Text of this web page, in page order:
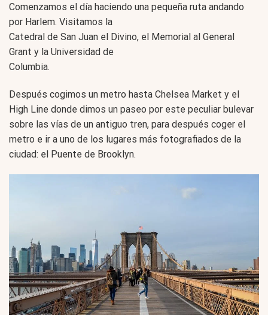
Comenzamos el día haciendo una pequeña ruta andando
por Harlem. Visitamos la
Catedral de San Juan el Divino, el Memorial al General
Grant y la Universidad de
Columbia.
Después cogimos un metro hasta Chelsea Market y el
High Line donde dimos un paseo por este peculiar bulevar
sobre las vías de un antiguo tren, para después coger el
metro e ir a uno de los lugares más fotografiados de la
ciudad: el Puente de Brooklyn.